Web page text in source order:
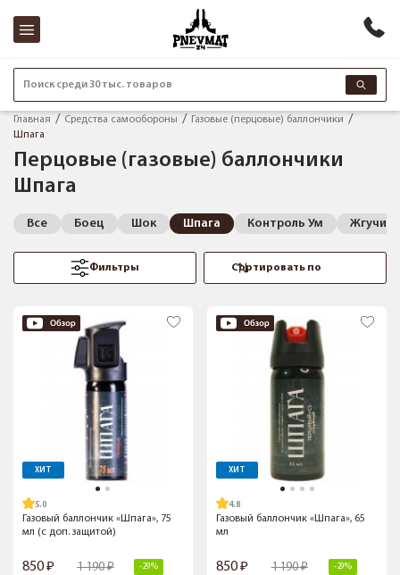
Поиск среди 30 тыс. товаров
Главная Средства самообороны
Газовые (перцовые) баллончики
Шпага
Перцовые (газовые) баллончики
Шпага
Все Боец Шок Шпага Контроль Ум Жгучий
Фильтры
ХИТ
5.0
Газовый баллончик «Шпага», 75
мл (с доп. защитой)
850 1 190 -29%
ХИТ
4.8
Газовый баллончик «Шпага», 65
мл
850 1 190 -29%